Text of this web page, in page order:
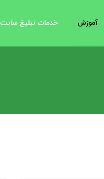
آموزش خدمات تبلیغ سایت